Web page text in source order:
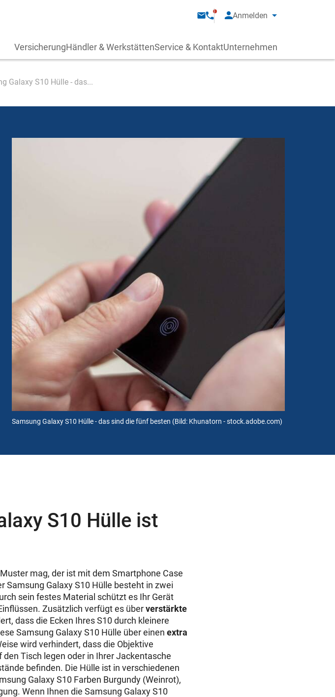
Anmelden
VersicherungHändler & WerkstättenService & KontaktUnternehmen
Galaxy S10 Hülle - das...
Samsung Galaxy S10 Hülle - das sind die fünf besten (Bild: Khunatorn - stock.adobe.com)
S10 Hülle ist
mag, der ist mit dem Smartphone Case
Samsung Galaxy S10 Hülle besteht in zwei
sein festes Material schützt es Ihr Gerät
Zusätzlich verfügt es überverstärkte
dass die Ecken Ihres S10 durch kleinere
Samsung Galaxy S10 Hülle über einen extra
wird verhindert, dass die Objektive
Tisch legen oder in Ihrer Jackentasche
befinden. Die Hülle ist in verschiedenen
Galaxy S10 Farben Burgundy (Weinrot),
Wenn Ihnen die Samsung Galaxy S10